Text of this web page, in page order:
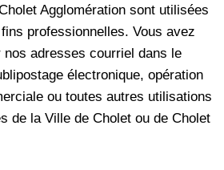
Agglomération sont utilisées
professionnelles. Vous avez
nos adresses courriel dans le
électronique, opération
ou toutes autres utilisations
de la Ville de Cholet ou de Cholet